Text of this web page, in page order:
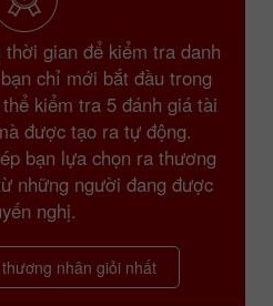
gian để kiểm tra danh
chỉ mới bắt đầu trong
kiểm tra 5 đánh giá tài
được tạo ra tự động.
bạn lựa chọn ra thương
những người đang được
nghị.
nhân giỏi nhất